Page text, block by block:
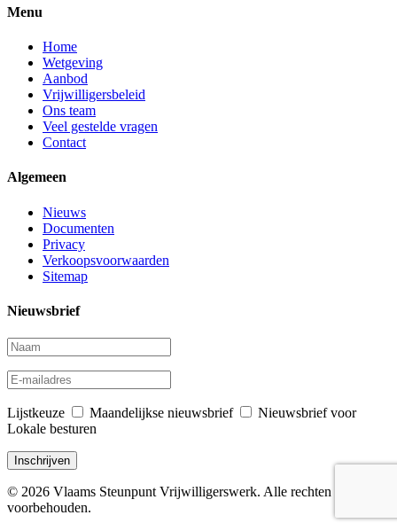
Menu
Home
Wetgeving
Aanbod
Vrijwilligersbeleid
Ons team
Veel gestelde vragen
Contact
Algemeen
Nieuws
Documenten
Privacy
Verkoopsvoorwaarden
Sitemap
Nieuwsbrief
Lijstkeuze Maandelijkse nieuwsbrief
Nieuwsbrief voor
Lokale besturen
© 2026 Vlaams Steunpunt Vrijwilligerswerk. Alle rechten
voorbehouden.